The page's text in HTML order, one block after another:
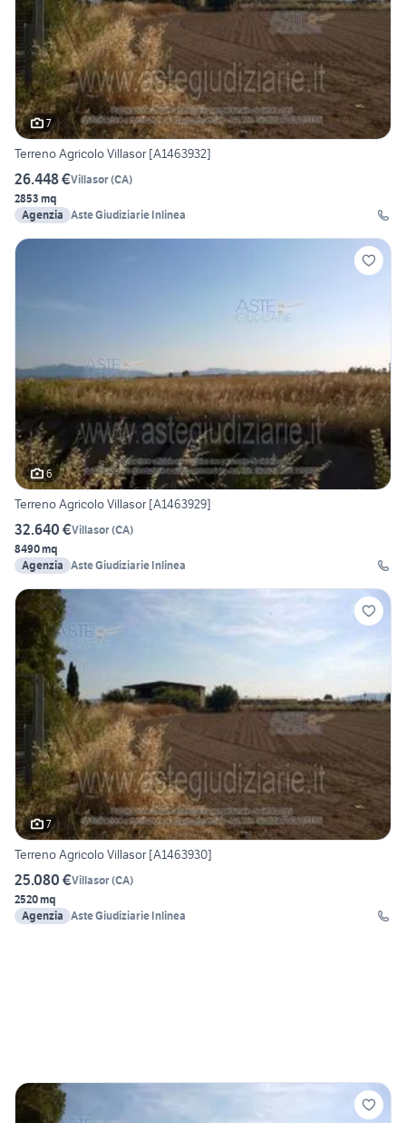
7
Terreno Agricolo Villasor [A1463932]
26.448 €Villasor(CA)
2853 mq
Agenzia Aste Giudiziarie Inlinea
6
Terreno Agricolo Villasor [A1463929]
32.640 €Villasor(CA)
8490 mq
Agenzia Aste Giudiziarie Inlinea
7
Terreno Agricolo Villasor [A1463930]
25.080 €Villasor(CA)
2520 mq
Agenzia Aste Giudiziarie Inlinea